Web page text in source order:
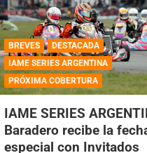
BREVES
DESTACADA
IAME SERIES ARGENTINA
PRÓXIMA COBERTURA
IAME SERIES
Baradero recibe la
especial con Invitados